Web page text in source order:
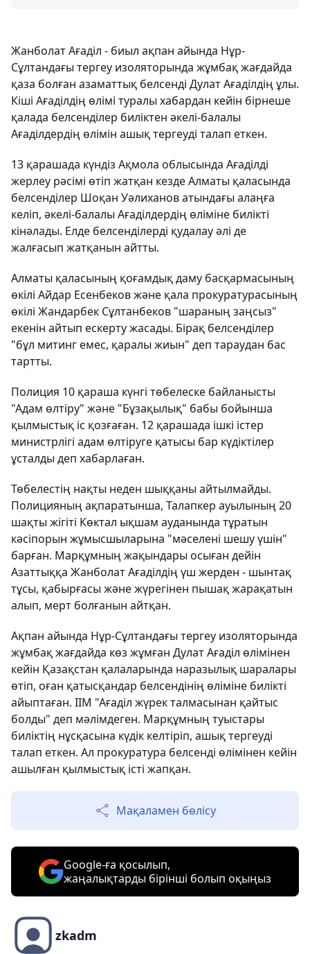
Жанболат Ағаділ - биыл ақпан айында Нұр-
Сұлтандағы тергеу изоляторында жұмбақ жағдайда
қаза болған азаматтық белсенді Дулат Ағаділдің ұлы.
Кіші Ағаділдің өлімі туралы хабардан кейін бірнеше
қалада белсенділер биліктен әкелі-балалы
Ағаділдердің өлімін ашық тергеуді талап еткен.
13 қарашада күндіз Ақмола облысында Ағаділді
жерлеу рәсімі өтіп жатқан кезде Алматы қаласында
белсенділер Шоқан Уәлиханов атындағы алаңға
келіп, әкелі-балалы Ағаділдердің өліміне билікті
кінәлады. Елде белсенділерді қудалау әлі де
жалғасып жатқанын айтты.
Алматы қаласының қоғамдық даму басқармасының
өкілі Айдар Есенбеков және қала прокуратурасының
өкілі Жандарбек Сұлтанбеков "шараның заңсыз"
екенін айтып ескерту жасады. Бірақ белсенділер
"бұл митинг емес, қаралы жиын" деп тараудан бас
тартты.
Полиция 10 қараша күнгі төбелеске байланысты
"Адам өлтіру" және "Бұзақылық" бабы бойынша
қылмыстық іс қозғаған. 12 қарашада ішкі істер
министрлігі адам өлтіруге қатысы бар күдіктілер
ұсталды деп хабарлаған.
Төбелестің нақты неден шыққаны айтылмайды.
Полицияның ақпаратынша, Талапкер ауылының 20
шақты жігіті Көктал ықшам ауданында тұратын
кәсіпорын жұмысшыларына "мәселені шешу үшін"
барған. Марқұмның жақындары осыған дейін
Азаттыққа Жанболат Ағаділдің үш жерден - шынтақ
тұсы, қабырғасы және жүрегінен пышақ жарақатын
алып, мерт болғанын айтқан.
Ақпан айында Нұр-Сұлтандағы тергеу изоляторында
жұмбақ жағдайда көз жұмған Дулат Ағаділ өлімінен
кейін Қазақстан қалаларында наразылық шаралары
өтіп, оған қатысқандар белсендінің өліміне билікті
айыптаған. ІІМ "Ағаділ жүрек талмасынан қайтыс
болды" деп мәлімдеген. Марқұмның туыстары
биліктің нұсқасына күдік келтіріп, ашық тергеуді
талап еткен. Ал прокуратура белсенді өлімінен кейін
ашылған қылмыстық істі жапқан.
Мақаламен бөлісу
Google-ға қосылып,
жаңалықтарды бірінші болып оқыңыз
zkadm